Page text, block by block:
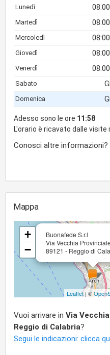
Lunedì
Martedì
Mercoledì
Giovedì
Venerdì
Sabato
Domenica
Adesso sono le ore 11:58
L'orario è ricavato dalle visite
Conosci altre informazioni?
Mappa
Buonafede S.r.l
Via Vecchia
89121 - Reggio di
+
−
Leaflet| ©
Vuoi arrivare in Via
Reggio di Calabria?
Segui le indicazioni: clicca